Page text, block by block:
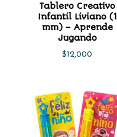
Tablero Creativo
Infantil Liviano (1
mm) – Aprende
Jugando
$12,000